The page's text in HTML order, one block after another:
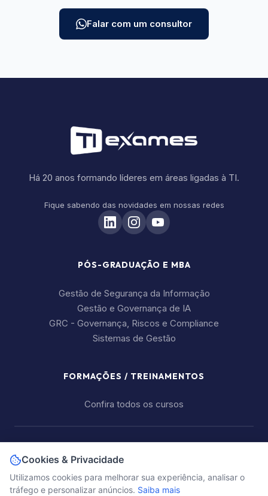
Falar com um consultor
Há 20 anos formando líderes em áreas ligadas à TI.
Fique sabendo das novidades em nossas redes
PÓS-GRADUAÇÃO E MBA
Gestão de Segurança da Informação
Gestão e Governança de IA
GRC - Governança, Riscos e Compliance
Sistemas de Gestão
FORMAÇÕES / TREINAMENTOS
Confira todos os cursos
contato@tiexames.com.br
Cookies & Privacidade
Utilizamos cookies para melhorar sua experiência, analisar o
tráfego e personalizar anúncios. Saiba mais